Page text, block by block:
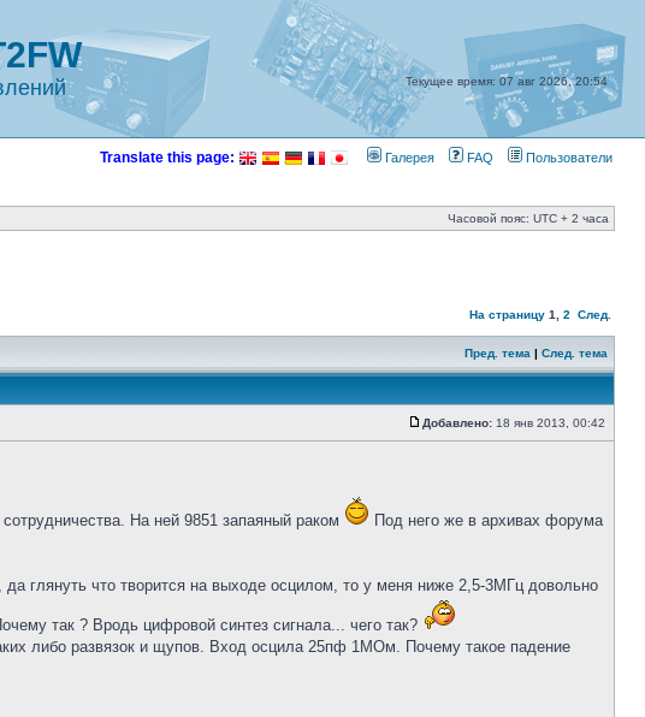
Текущее время: 07 авг 2026, 20:54
Translate this page: Галерея FAQ Пользователи
Часовой пояс: UTC + 2 часа
На страницу 1 2 След.
Пред. тема | След. тема
Добавлено: 18 янв 2013, 00:42
На ней 9851 запаяный раком
Под него же в архивах форума
глянуть что творится на выходе осцилом, то у меня ниже 2,5-3МГц довольно
так ? Вродь цифровой синтез сигнала... чего так?
либо развязок и щупов. Вход осцила 25пф 1МОм. Почему такое падение